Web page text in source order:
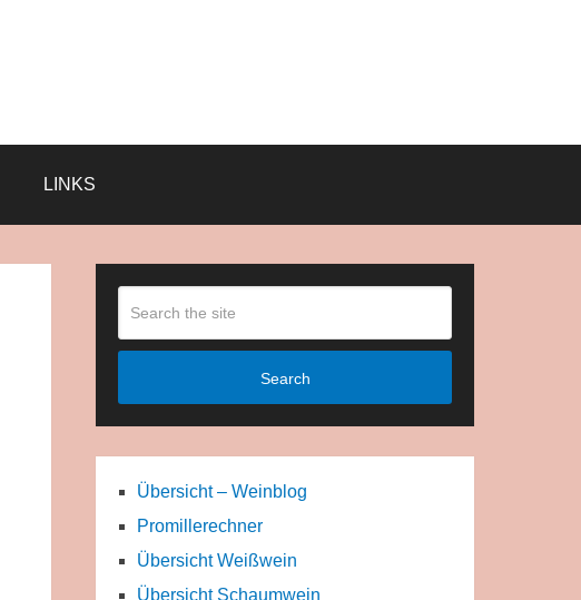
LINKS
Search
Übersicht – Weinblog
Promillerechner
Übersicht Weißwein
Übersicht Schaumwein